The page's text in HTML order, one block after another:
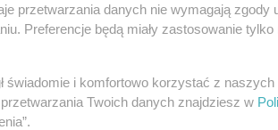
przetwarzania danych nie wymagają zgody
Preferencje będą miały zastosowanie tylko
świadomie i komfortowo korzystać z
Twoich danych znajdziesz w